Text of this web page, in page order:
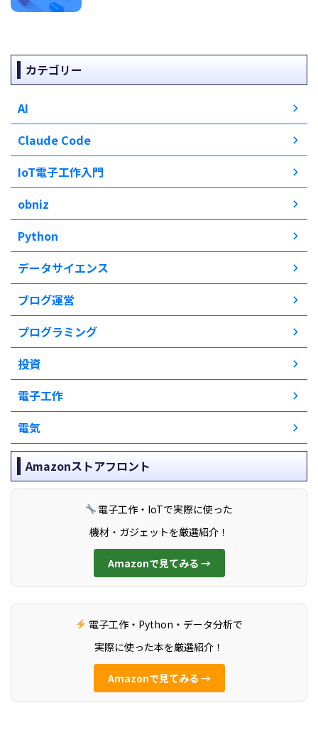
カテゴリー
AI
Claude Code
IoT電子工作入門
obniz
Python
データサイエンス
ブログ運営
プログラミング
投資
電子工作
電気
Amazonストアフロント
電子工作・IoTで実際に使った
機材・ガジェットを厳選紹介！
Amazonで見てみる →
電子工作・Python・データ分析で
実際に使った本を厳選紹介！
Amazonで見てみる →